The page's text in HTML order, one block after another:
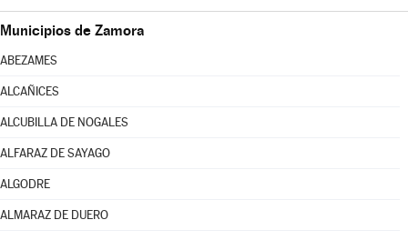
Municipios de Zamora
ABEZAMES
ALCAÑICES
ALCUBILLA DE NOGALES
ALFARAZ DE SAYAGO
ALGODRE
ALMARAZ DE DUERO